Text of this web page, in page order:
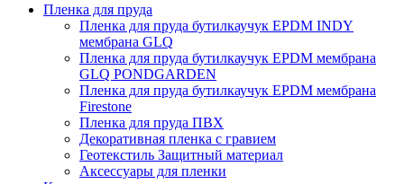
Пленка для пруда
Пленка для пруда бутилкаучук EPDM INDY
мембрана GLQ
Пленка для пруда бутилкаучук EPDM мембрана
GLQ PONDGARDEN
Пленка для пруда бутилкаучук EPDM мембрана
Firestone
Пленка для пруда ПВХ
Декоративная пленка с гравием
Геотекстиль Защитный материал
Аксессуары для пленки